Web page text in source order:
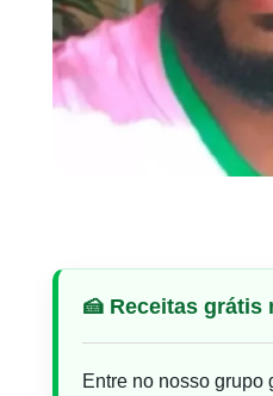
🍰 Receitas grátis
Entre no nosso grupo